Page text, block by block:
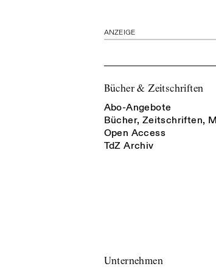
ANZEIGE
Bücher & Zeitschriften
Abo-Angebote
Bücher, Zeitschriften,
Open Access
TdZ Archiv
Unternehmen